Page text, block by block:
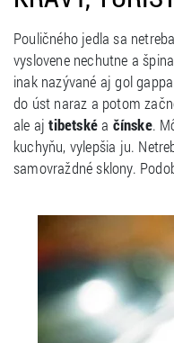
Pouličného jedla sa
vyslovene nechutne a
inak nazývané aj gol
do úst naraz a potom
ale ajtibetskéa čínske.
kuchyňu, vylepšia ju.
samovraždné sklony.